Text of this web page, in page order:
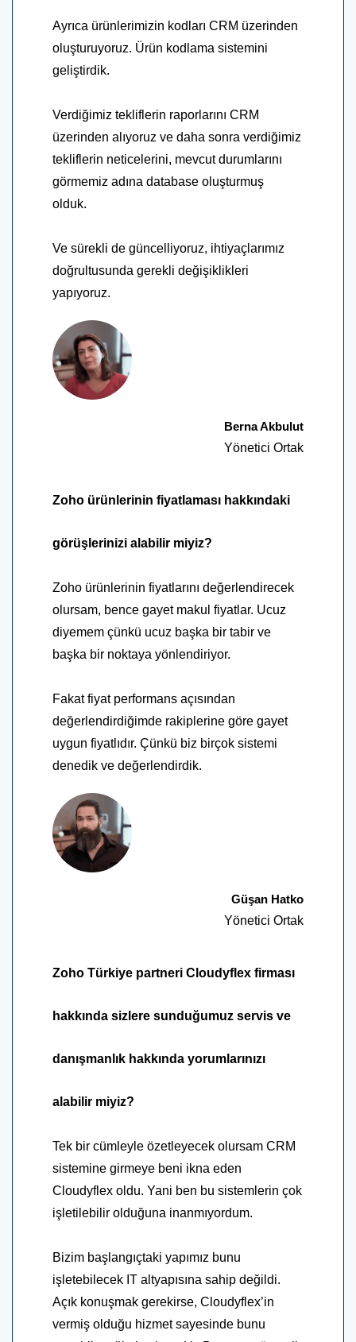
Ayrıca ürünlerimizin kodları CRM üzerinden
oluşturuyoruz. Ürün kodlama sistemini
geliştirdik.
Verdiğimiz tekliflerin raporlarını CRM
üzerinden alıyoruz ve daha sonra verdiğimiz
tekliflerin neticelerini, mevcut durumlarını
görmemiz adına database oluşturmuş
olduk.
Ve sürekli de güncelliyoruz, ihtiyaçlarımız
doğrultusunda gerekli değişiklikleri
yapıyoruz.
Berna Akbulut
Yönetici Ortak
Zoho ürünlerinin fiyatlaması hakkındaki
görüşlerinizi alabilir miyiz?
Zoho ürünlerinin fiyatlarını değerlendirecek
olursam, bence gayet makul fiyatlar. Ucuz
diyemem çünkü ucuz başka bir tabir ve
başka bir noktaya yönlendiriyor.
Fakat fiyat performans açısından
değerlendirdiğimde rakiplerine göre gayet
uygun fiyatlıdır. Çünkü biz birçok sistemi
denedik ve değerlendirdik.
Güşan Hatko
Yönetici Ortak
Zoho Türkiye partneri Cloudyflex firması
hakkında sizlere sunduğumuz servis ve
danışmanlık hakkında yorumlarınızı
alabilir miyiz?
Tek bir cümleyle özetleyecek olursam CRM
sistemine girmeye beni ikna eden
Cloudyflex oldu. Yani ben bu sistemlerin çok
işletilebilir olduğuna inanmıyordum.
Bizim başlangıçtaki yapımız bunu
işletebilecek IT altyapısına sahip değildi.
Açık konuşmak gerekirse, Cloudyflex’in
vermiş olduğu hizmet sayesinde bunu